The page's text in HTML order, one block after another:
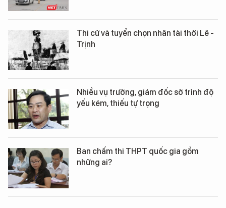
Thi cử và tuyển chọn nhân tài thời Lê -
Trịnh
Nhiều vụ trưởng, giám đốc sở trình độ
yếu kém, thiếu tự trọng
Ban chấm thi THPT quốc gia gồm
những ai?